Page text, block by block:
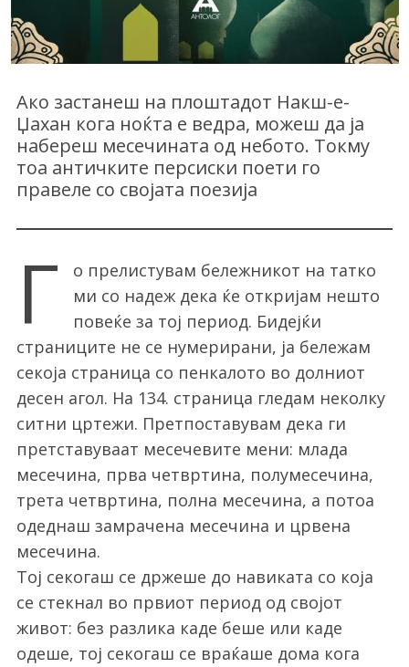
Ако застанеш на плоштадот Накш-е-
Џахан кога ноќта е ведра, можеш да ја
набереш месечината од небото. Токму
тоа античките персиски поети го
правеле со својата поезија
Г
о прелистувам бележникот на татко
ми со надеж дека ќе откријам нешто
повеќе за тој период. Бидејќи
страниците не се нумерирани, ја бележам
секоја страница со пенкалото во долниот
десен агол. На 134. страница гледам неколку
ситни цртежи. Претпоставувам дека ги
претставуваат месечевите мени: млада
месечина, прва четвртина, полумесечина,
трета четвртина, полна месечина, а потоа
одеднаш замрачена месечина и црвена
месечина.
Тој секогаш се држеше до навиката со која
се стекнал во првиот период од својот
живот: без разлика каде беше или каде
одеше, тој секогаш се враќаше дома кога